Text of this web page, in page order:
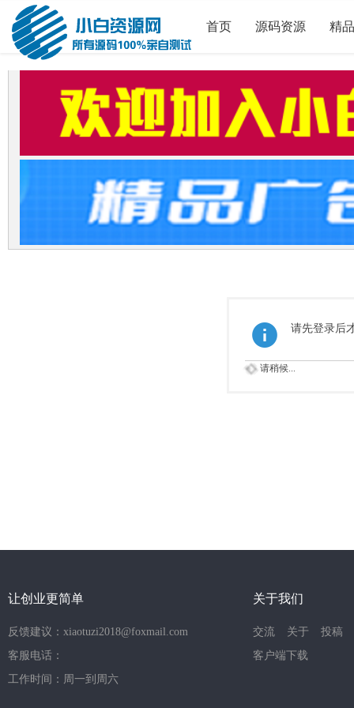
首页 源码资源 精
请先登录后
请稍候...
让创业更简单
反馈建议：xiaotuzi2018@foxmail.com
客服电话：
工作时间：周一到周六
关于我们
交流 关于
投稿
客户端下载